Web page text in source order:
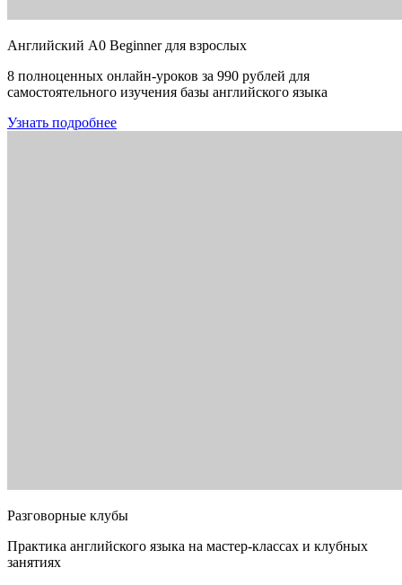
Английский A0 Beginner для взрослых
8 полноценных онлайн-уроков за 990 рублей для
самостоятельного изучения базы английского языка
Узнать подробнее
Разговорные клубы
Практика английского языка на мастер-классах и клубных
занятиях